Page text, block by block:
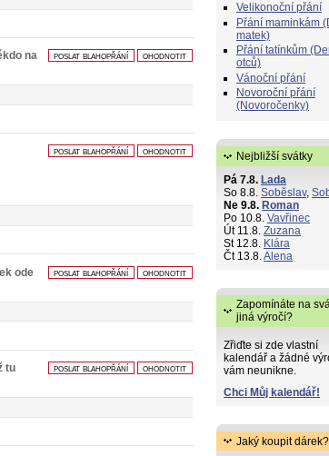
poslat blahopřání ohodnotit
na
poslat blahopřání ohodnotit
poslat blahopřání ohodnotit
ode
poslat blahopřání ohodnotit
tu
Velikonoční přání
Přání maminkám
matek)
Přání tatínkům
otců)
Vánoční přání
Novoroční přání
(Novoročenky)
Nejbližší svátky
Pá 7.8. Lada
So 8.8. Soběslav,
Ne 9.8. Roman
Po 10.8. Vavřinec
Út 11.8. Zuzana
St 12.8. Klára
Čt 13.8. Alena
Zapomínáte na
jiná výročí?
Zřiďte si zde vlastní
kalendář a žádné
vám neunikne.
Chci Můj kalendář!
Jaký koupit dárek?